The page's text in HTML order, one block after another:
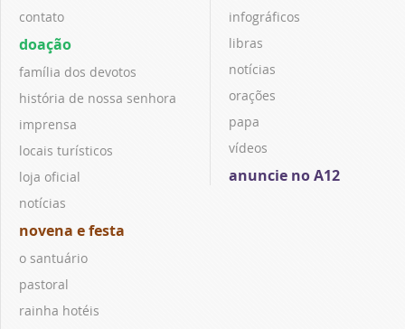
contato
doação
família dos devotos
história de nossa senhora
imprensa
locais turísticos
loja oficial
notícias
novena e festa
o santuário
pastoral
rainha hotéis
infográficos
libras
notícias
orações
papa
vídeos
anuncie no A12